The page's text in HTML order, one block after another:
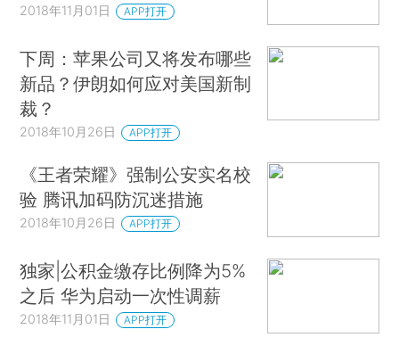
2018年11月01日 APP打开
下周：苹果公司又将发布哪些
新品？伊朗如何应对美国新制
裁？
2018年10月26日 APP打开
《王者荣耀》强制公安实名校
验 腾讯加码防沉迷措施
2018年10月26日 APP打开
独家|公积金缴存比例降为5%
之后 华为启动一次性调薪
2018年11月01日 APP打开